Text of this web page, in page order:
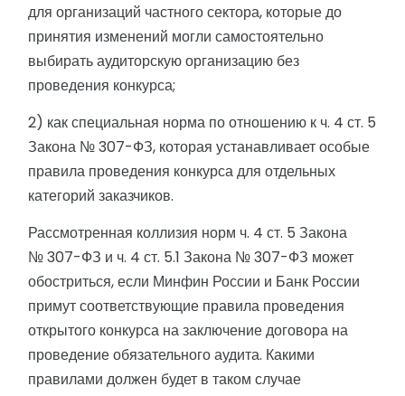
для организаций частного сектора, которые до
принятия изменений могли самостоятельно
выбирать аудиторскую организацию без
проведения конкурса;
2) как специальная норма по отношению к ч. 4 ст. 5
Закона № 307-ФЗ, которая устанавливает особые
правила проведения конкурса для отдельных
категорий заказчиков.
Рассмотренная коллизия норм ч. 4 ст. 5 Закона
№ 307-ФЗ и ч. 4 ст. 5.1 Закона № 307-ФЗ может
обостриться, если Минфин России и Банк России
примут соответствующие правила проведения
открытого конкурса на заключение договора на
проведение обязательного аудита. Какими
правилами должен будет в таком случае